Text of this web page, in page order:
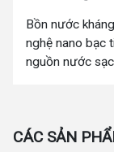
Bồn nước
nghệ nano bạc
nguồn nước
CÁC SẢN